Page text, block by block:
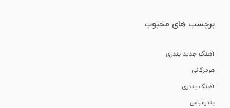
برچسب های محبوب
آهنگ جدید بندری
هرمزگانی
آهنگ بندری
بندرعباس